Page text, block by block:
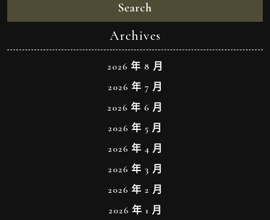
Search
Archives
2026 年 8 月
2026 年 7 月
2026 年 6 月
2026 年 5 月
2026 年 4 月
2026 年 3 月
2026 年 2 月
2026 年 1 月